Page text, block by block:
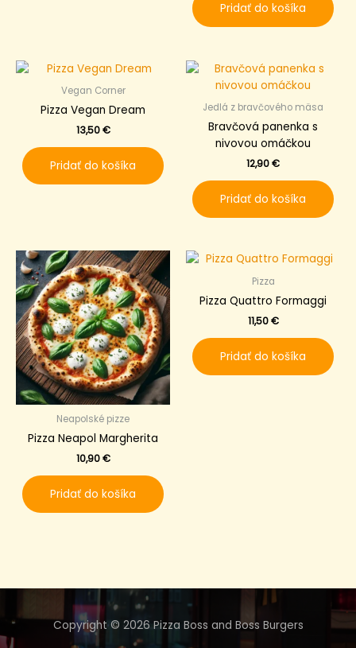
Pridať do košíka
Vegan Corner
Pizza Vegan Dream
13,50€
Pridať do košíka
Jedlá z bravčového mäsa
Bravčová panenka s
nivovou omáčkou
12,90€
Pridať do košíka
Neapolské pizze
Pizza Neapol Margherita
10,90€
Pridať do košíka
Pizza
Pizza Quattro Formaggi
11,50€
Pridať do košíka
Copyright © 2026 Pizza Boss and Boss Burgers